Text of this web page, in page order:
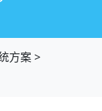
方案>